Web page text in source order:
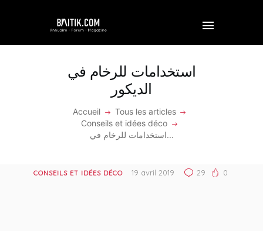
استخدامات للرخام في
الديكور
Accueil
Tous les articles
Conseils et idées déco
استخدامات للرخام في...
PROFESSIONNEL
CONSEILS ET IDÉES DÉCO 19 avril 2019 29 0